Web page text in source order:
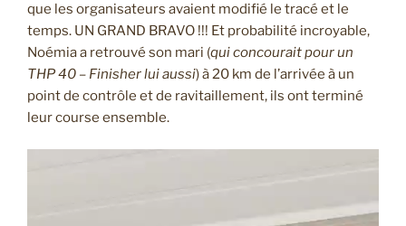
que les organisateurs avaient modifié le tracé et le
temps. UN GRAND BRAVO !!! Et probabilité incroyable,
Noémia a retrouvé son mari (qui concourait pour un
THP 40 – Finisher lui aussi) à 20 km de l’arrivée à un
point de contrôle et de ravitaillement, ils ont terminé
leur course ensemble.